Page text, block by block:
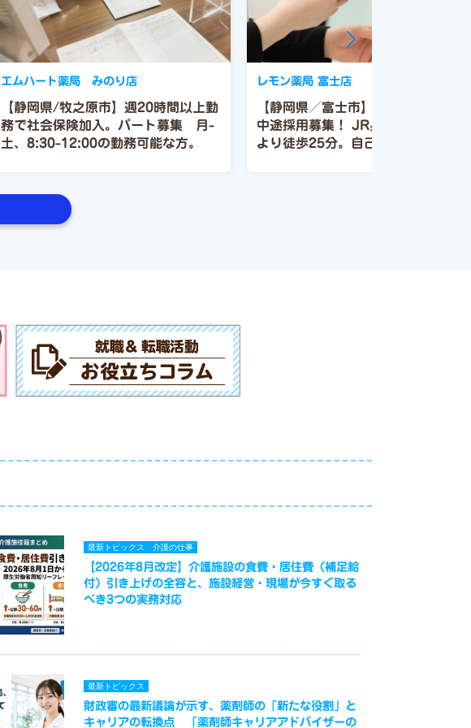
【静岡県/牧之原市】週20時間以上勤
務で社会保険加入。パート募集 月-
土、8:30-12:00の勤務可能な方。
エムハート薬局 みのり店
【静岡県／富士市】調剤薬局薬剤師
中途採用募集！
JR身延線 入山瀬駅
より徒歩25分。自己研修支援・補助
レモン薬局 富士店
最新トピックス 介護の仕事
【2026年8月改定】介護施設の食費・居住費（補足給
付）引き上げの全容と、施設経営・現場が今すぐ取る
べき3つの実務対応
最新トピックス
財政審の最新議論が示す、薬剤師の「新たな役割」と
キャリアの転換点 「薬剤師キャリアアドバイザーの